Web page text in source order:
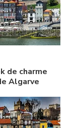
de charme
Algarve